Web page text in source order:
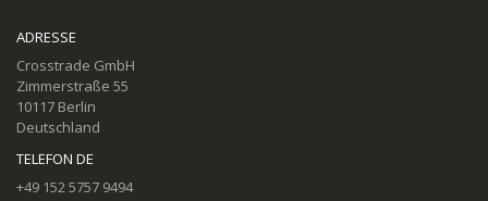
ADRESSE
Crosstrade GmbH
Zimmerstraße 55
10117 Berlin
Deutschland
TELEFON DE
+49 152 5757 9494